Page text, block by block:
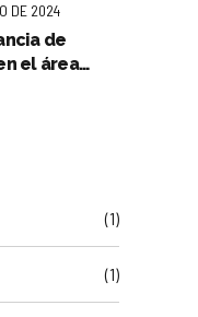
DE 2024
de
el área
(1)
(1)